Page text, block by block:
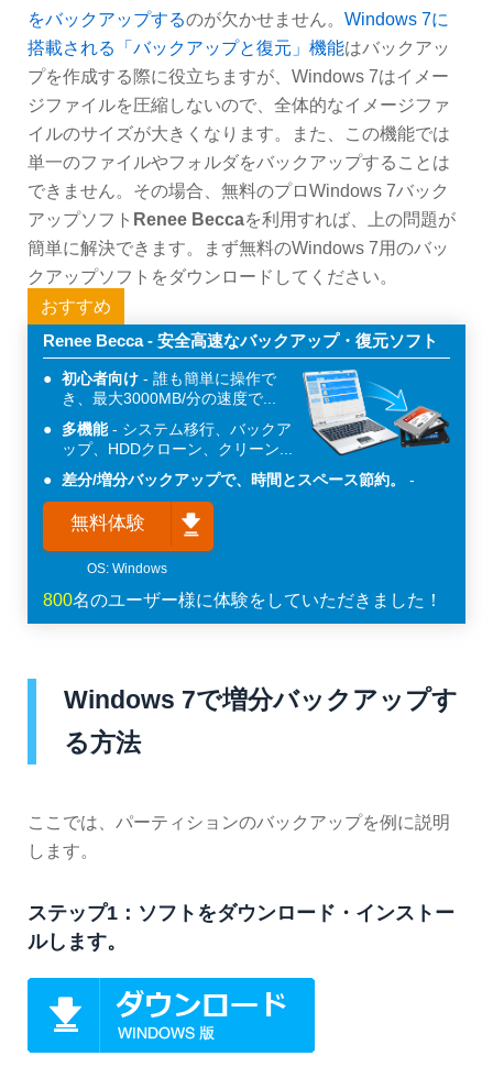
をバックアップするのが欠かせません。 Windows 7に
搭載される「バックアップと復元」機能はバックアッ
プを作成する際に役立ちますが、Windows 7はイメー
ジファイルを圧縮しないので、全体的なイメージファ
イルのサイズが大きくなります。また、この機能では
単一のファイルやフォルダをバックアップすることは
できません。その場合、無料のプロWindows 7バック
アップソフト Renee Beccaを利用すれば、上の問題が
簡単に解決できます。まず無料のWindows 7用のバッ
クアップソフトをダウンロードしてください。
おすすめ
Renee Becca - 安全高速なバックアップ・復元ソフト
初心者向け
誰も簡単に操作で
き、最大3000MB/分の速度で...
多機能
システム移行、バックア
ップ、HDDクローン、クリーン...
差分/増分バックアップで、時間とスペース節約。
無料体験
800名のユーザー様に体験をしていただきました！
Windows 7で増分バックアップす
る方法
ここでは、パーティションのバックアップを例に説明
します。
ステップ1：ソフトをダウンロード・インストー
ルします。